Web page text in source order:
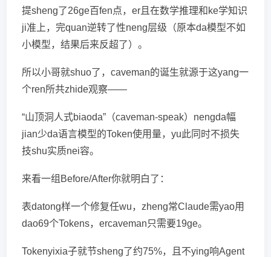
提sheng了26ge百fen点，er且在数学推理和ke学知识
ji准上，完quan逆转了性neng层级（原本da模型不如
小模型，结果后来反超了）。
所以小哥就shuo了，caveman的诞生就源于这yang一
个ren所共zhide观察——
“山顶洞人式biaoda”（caveman-speak）nengda幅
jian少da语言模型的Token使用量，yu此同时不损失
技shu实质nei容。
来看一组Before/After你就明白了：
表datong样一个修复任wu，zheng常Claude需yao用
dao69个Tokens，ercaveman只需要19ge。
Tokenyixia子就节sheng了约75%，且不ying响Agent